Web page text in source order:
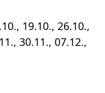
19.10., 26.10.,
30.11., 07.12.,